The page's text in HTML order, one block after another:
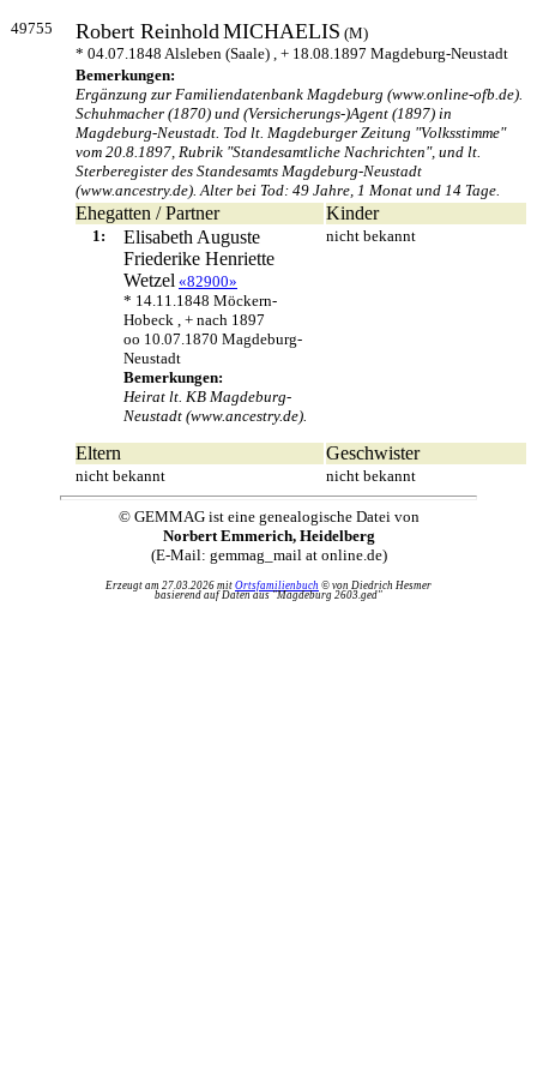
49755 Robert ReinholdMICHAELIS (M)
* 04.07.1848 Alsleben (Saale) , + 18.08.1897 Magdeburg-Neustadt
Bemerkungen:
Ergänzung zur Familiendatenbank Magdeburg (www.online-ofb.de).
Schuhmacher (1870) und (Versicherungs-)Agent (1897) in
Magdeburg-Neustadt. Tod lt. Magdeburger Zeitung "Volksstimme"
vom 20.8.1897, Rubrik "Standesamtliche Nachrichten", und lt.
Sterberegister des Standesamts Magdeburg-Neustadt
(www.ancestry.de). Alter bei Tod: 49 Jahre, 1 Monat und 14 Tage.
Ehegatten / Partner Kinder
1:
Elisabeth Auguste
Friederike Henriette
Wetzel «82900»
* 14.11.1848 Möckern-
Hobeck , + nach 1897
oo 10.07.1870 Magdeburg-
Neustadt
Bemerkungen:
Heirat lt. KB Magdeburg-
Neustadt (www.ancestry.de).
nicht bekannt
Eltern Geschwister
nicht bekannt nicht bekannt
© GEMMAG ist eine genealogische Datei von
Norbert Emmerich, Heidelberg
(E-Mail: gemmag_mail at online.de)
Erzeugt am 27.03.2026 mit Ortsfamilienbuch © von Diedrich Hesmer
basierend auf Daten aus "Magdeburg 2603.ged"